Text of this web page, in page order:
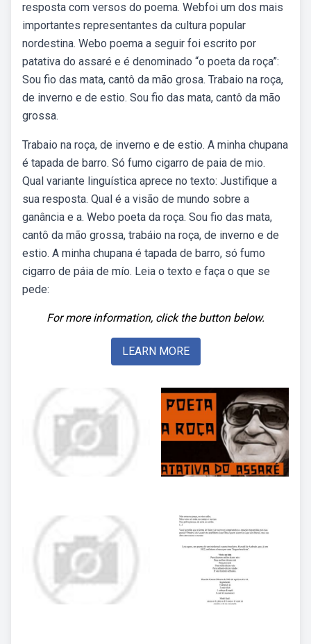
resposta com versos do poema. Webfoi um dos mais
importantes representantes da cultura popular
nordestina. Webo poema a seguir foi escrito por
patativa do assaré e é denominado “o poeta da roça”:
Sou fio das mata, cantô da mão grosa. Trabaio na roça,
de inverno e de estio. Sou fio das mata, cantô da mão
grossa.
Trabaio na roça, de inverno e de estio. A minha chupana
é tapada de barro. Só fumo cigarro de paia de mio.
Qual variante linguística aprece no texto: Justifique a
sua resposta. Qual é a visão de mundo sobre a
ganância e a. Webo poeta da roça. Sou fio das mata,
cantô da mão grossa, trabáio na roça, de inverno e de
estio. A minha chupana é tapada de barro, só fumo
cigarro de páia de mío. Leia o texto e faça o que se
pede:
For more information, click the button below.
LEARN MORE